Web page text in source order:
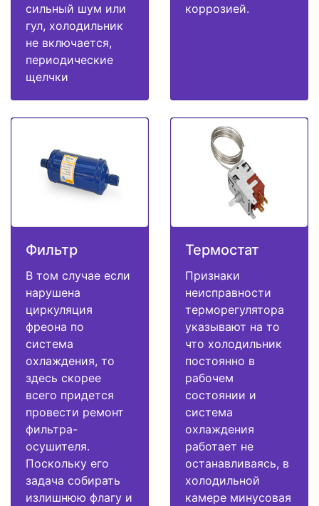
сильный шум или
гул, холодильник
не включается,
периодические
щелчки
коррозией.
Фильтр
В том случае если
нарушена
циркуляция
фреона по
система
охлаждения, то
здесь скорее
всего придется
провести ремонт
фильтра-
осушителя.
Поскольку его
задача собирать
излишнюю флагу и
Термостат
Признаки
неисправности
терморегулятора
указывают на то
что холодильник
постоянно в
рабочем
состоянии и
система
охлаждения
работает не
останавливаясь, в
холодильной
камере минусовая